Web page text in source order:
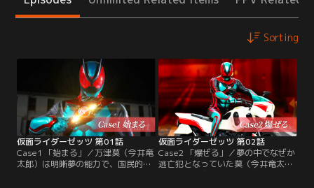
Sorting
仮面ライダーゼッツ 第01話
Case1 「始まる」／万津莫（今井竜
太郎）は明晰夢の能力で、国民的タ
仮面ライダーゼッツ 第02話
Case2 「爆ぜる」／夢の中でなぜか
逃亡犯となっていた莫（今井竜太